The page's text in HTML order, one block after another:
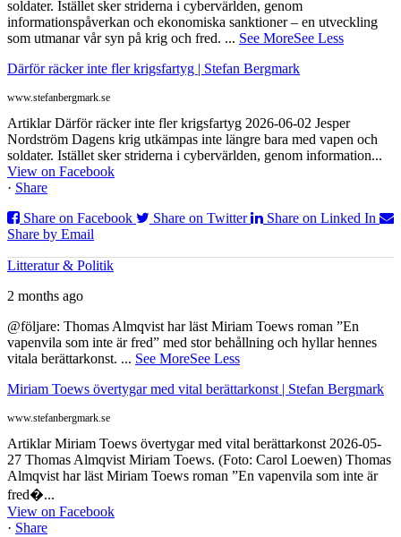
soldater. Istället sker striderna i cybervärlden, genom
informationspåverkan och ekonomiska sanktioner – en utveckling
som utmanar vår syn på krig och fred. ... See MoreSee Less
Därför räcker inte fler krigsfartyg | Stefan Bergmark
www.stefanbergmark.se
Artiklar Därför räcker inte fler krigsfartyg 2026-06-02 Jesper
Nordström Dagens krig utkämpas inte längre bara med vapen och
soldater. Istället sker striderna i cybervärlden, genom information...
View on Facebook
· Share
Share on Facebook
Share on Twitter
Share on Linked In
Share by Email
Litteratur & Politik
2 months ago
@följare: Thomas Almqvist har läst Miriam Toews roman ”En
vapenvila som inte är fred” med stor behållning och hyllar hennes
vitala berättarkonst. ... See MoreSee Less
Miriam Toews övertygar med vital berättarkonst | Stefan Bergmark
www.stefanbergmark.se
Artiklar Miriam Toews övertygar med vital berättarkonst 2026-05-
27 Thomas Almqvist Miriam Toews. (Foto: Carol Loewen) Thomas
Almqvist har läst Miriam Toews roman ”En vapenvila som inte är
fred�...
View on Facebook
· Share